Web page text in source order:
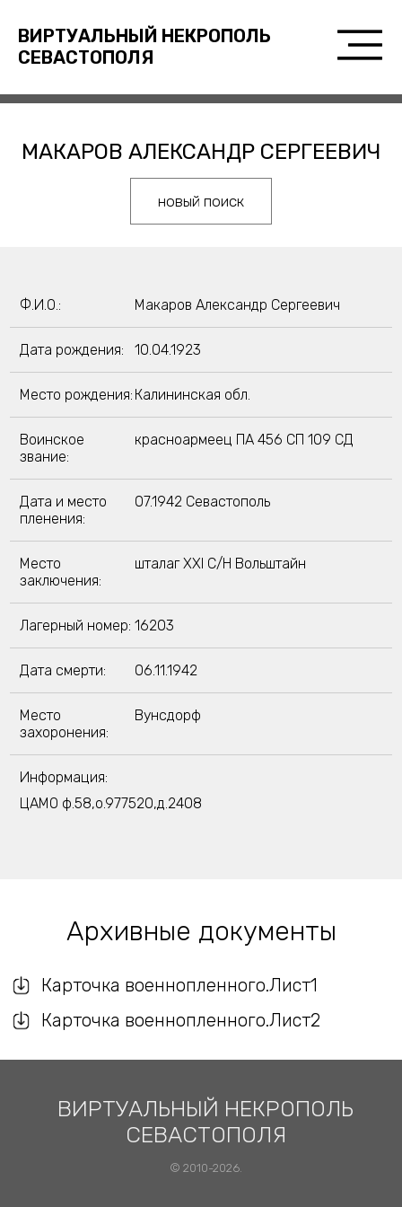
ВИРТУАЛЬНЫЙ НЕКРОПОЛЬ
СЕВАСТОПОЛЯ
МАКАРОВ АЛЕКСАНДР СЕРГЕЕВИЧ
новый поиск
Ф.И.О.: Макаров Александр Сергеевич
Дата рождения: 10.04.1923
Место рождения: Калининская обл.
Воинское
звание:
красноармеец ПА 456 СП 109 СД
Дата и место
пленения:
07.1942 Севастополь
Место
заключения:
шталаг XXI C/H Вольштайн
Лагерный номер: 16203
Дата смерти: 06.11.1942
Место
захоронения:
Вунсдорф
Информация:
ЦАМО ф.58,о.977520,д.2408
Архивные документы
Карточка военнопленного.Лист1
Карточка военнопленного.Лист2
ВИРТУАЛЬНЫЙ НЕКРОПОЛЬ
СЕВАСТОПОЛЯ
© 2010-2026.